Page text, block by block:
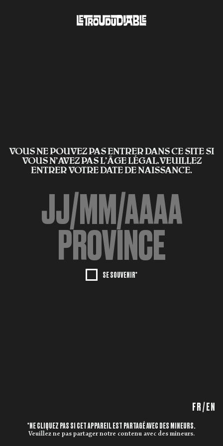
VOUS NE POUVEZ PAS ENTRER DANS CE SITE SI
VOUS N’AVEZ PAS L'ÂGE LÉGAL.VEUILLEZ
ENTRER VOTRE DATE DE NAISSANCE.
SE SOUVENIR*
FR/ EN
*NE CLIQUEZ PAS SI CET APPAREIL EST PARTAGÉ AVEC DES MINEURS.
Veuillez ne pas partager notre contenu avec des mineurs.